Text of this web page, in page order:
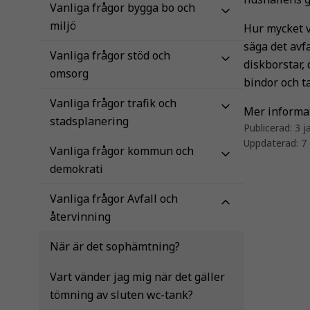
Vanliga frågor bygga bo och
miljö
Vanliga frågor stöd och
omsorg
Vanliga frågor trafik och
stadsplanering
Vanliga frågor kommun och
demokrati
Vanliga frågor Avfall och
återvinning
När är det sophämtning?
Vart vänder jag mig när det gäller
tömning av sluten wc-tank?
Hur mycket
säga det
diskborstar,
bindor och
Mer
Publicerad: 3
Uppdaterad: 7